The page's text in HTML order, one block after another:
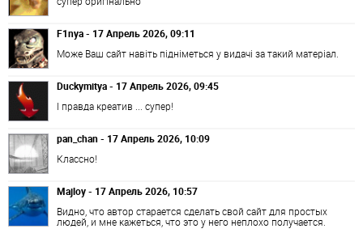
F1nya - 17 Апрель 2026, 09:11
Може Ваш сайт навіть підніметься у видачі за такий матеріал.
Duckymitya - 17 Апрель 2026, 09:45
І правда креатив ... супер!
pan_chan - 17 Апрель 2026, 10:09
Классно!
Majloy - 17 Апрель 2026, 10:57
Видно, что автор старается сделать свой сайт для простых
людей, и мне кажеться, что это у него неплохо получается.